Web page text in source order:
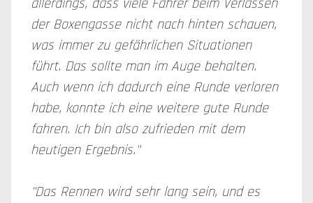
der Boxengasse nicht nach hinten schauen,
was immer zu gefährlichen Situationen
führt. Das sollte man im Auge behalten.
Auch wenn ich dadurch eine Runde verloren
habe, konnte ich eine weitere gute Runde
fahren. Ich bin also zufrieden mit dem
heutigen Ergebnis."
"Das Rennen wird sehr lang sein, und es